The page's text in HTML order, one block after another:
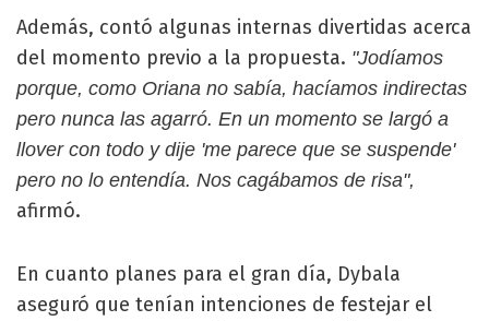
Además, contó algunas internas divertidas acerca
del momento previo a la propuesta. "Jodíamos
porque, como Oriana no sabía, hacíamos indirectas
pero nunca las agarró. En un momento se largó a
llover con todo y dije 'me parece que se suspende'
pero no lo entendía. Nos cagábamos de risa",
afirmó.
En cuanto planes para el gran día, Dybala
aseguró que tenían intenciones de festejar el